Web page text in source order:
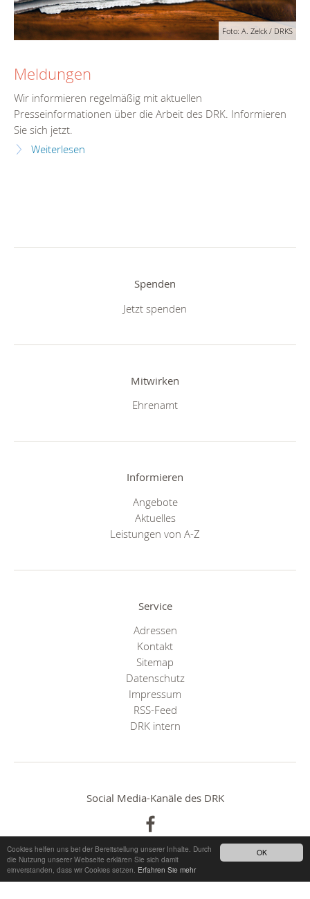
OK
Cookies helfen uns bei der Bereitstellung unserer Inhalte. Durch
die Nutzung unserer Webseite erklären Sie sich damit
einverstanden, dass wir Cookies setzen. Erfahren Sie mehr
Foto: A. Zelck / DRKS
Meldungen
Wir informieren regelmäßig mit aktuellen
Presseinformationen über die Arbeit des DRK. Informieren
Sie sich jetzt.
Weiterlesen
Spenden
Jetzt spenden
Mitwirken
Ehrenamt
Informieren
Angebote
Aktuelles
Leistungen von A-Z
Service
Adressen
Kontakt
Sitemap
Datenschutz
Impressum
RSS-Feed
DRK intern
Social Media-Kanäle des DRK